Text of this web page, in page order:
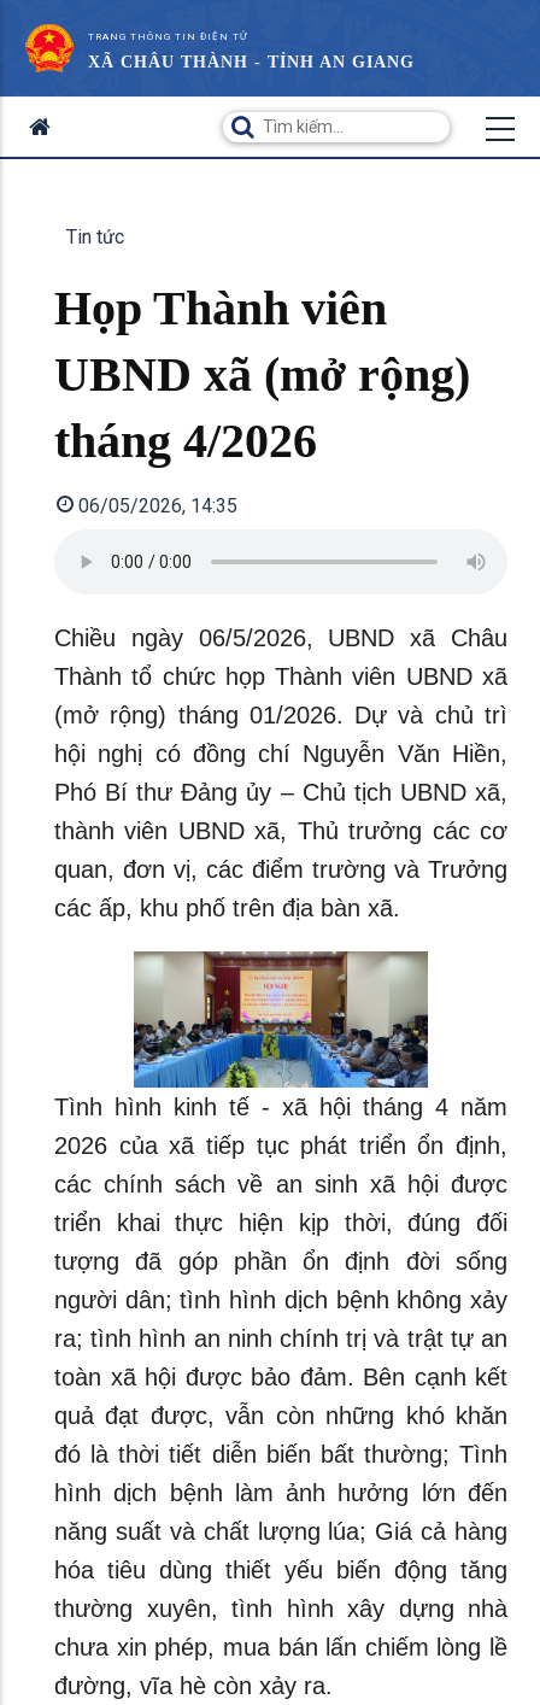
TRANG THÔNG TIN ĐIỆN TỬ
XÃ CHÂU THÀNH - TỈNH AN GIANG
Tin tức
Họp Thành viên
UBND xã (mở rộng)
tháng 4/2026
06/05/2026, 14:35
Chiều ngày 06/5/2026, UBND xã Châu
Thành tổ chức họp Thành viên UBND xã
(mở rộng) tháng 01/2026. Dự và chủ trì
hội nghị có đồng chí Nguyễn Văn Hiền,
Phó Bí thư Đảng ủy – Chủ tịch UBND xã,
thành viên UBND xã, Thủ trưởng các cơ
quan, đơn vị, các điểm trường và Trưởng
các ấp, khu phố trên địa bàn xã.
Tình hình kinh tế - xã hội tháng 4 năm
2026 của xã tiếp tục phát triển ổn định,
các chính sách về an sinh xã hội được
triển khai thực hiện kịp thời, đúng đối
tượng đã góp phần ổn định đời sống
người dân; tình hình dịch bệnh không xảy
ra; tình hình an ninh chính trị và trật tự an
toàn xã hội được bảo đảm. Bên cạnh kết
quả đạt được, vẫn còn những khó khăn
đó là thời tiết diễn biến bất thường; Tình
hình dịch bệnh làm ảnh hưởng lớn đến
năng suất và chất lượng lúa; Giá cả hàng
hóa tiêu dùng thiết yếu biến động tăng
thường xuyên, tình hình xây dựng nhà
chưa xin phép, mua bán lấn chiếm lòng lề
đường, vĩa hè còn xảy ra.